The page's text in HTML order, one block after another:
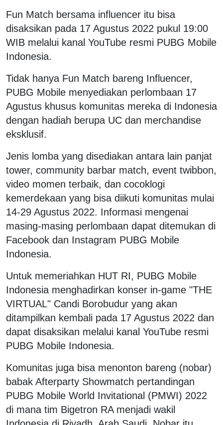
Fun Match bersama influencer itu bisa
disaksikan pada 17 Agustus 2022 pukul 19:00
WIB melalui kanal YouTube resmi PUBG Mobile
Indonesia.
Tidak hanya Fun Match bareng Influencer,
PUBG Mobile menyediakan perlombaan 17
Agustus khusus komunitas mereka di Indonesia
dengan hadiah berupa UC dan merchandise
eksklusif.
Jenis lomba yang disediakan antara lain panjat
tower, community barbar match, event twibbon,
video momen terbaik, dan cocoklogi
kemerdekaan yang bisa diikuti komunitas mulai
14-29 Agustus 2022. Informasi mengenai
masing-masing perlombaan dapat ditemukan di
Facebook dan Instagram PUBG Mobile
Indonesia.
Untuk memeriahkan HUT RI, PUBG Mobile
Indonesia menghadirkan konser in-game "THE
VIRTUAL" Candi Borobudur yang akan
ditampilkan kembali pada 17 Agustus 2022 dan
dapat disaksikan melalui kanal YouTube resmi
PUBG Mobile Indonesia.
Komunitas juga bisa menonton bareng (nobar)
babak Afterparty Showmatch pertandingan
PUBG Mobile World Invitational (PMWI) 2022
di mana tim Bigetron RA menjadi wakil